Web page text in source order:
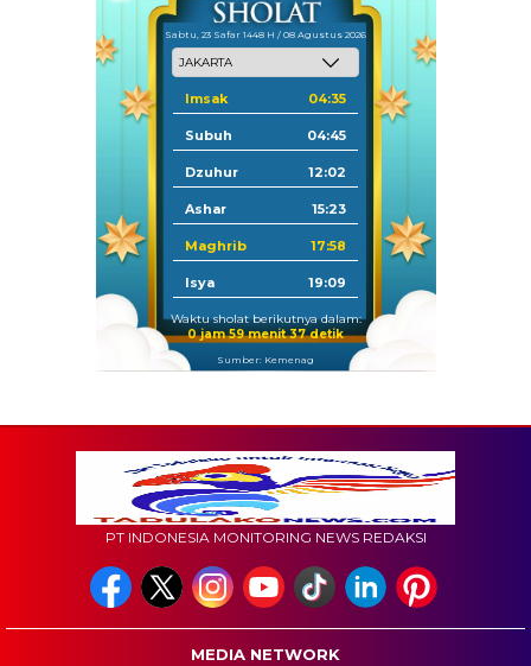
Sabtu, 23 Safar 1448 H / 08 Agustus 2026
Imsak 04:35
Subuh 04:45
Dzuhur 12:02
Ashar 15:23
Maghrib 17:58
Isya 19:09
Waktu sholat berikutnya dalam:
0 jam 59 menit 36 detik
Sumber: Kemenag
PT INDONESIA MONITORING NEWS REDAKSI
MEDIA NETWORK